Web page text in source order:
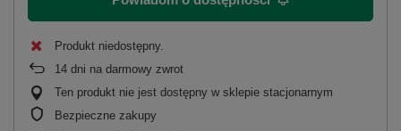
Produkt niedostępny
14 dni na darmowy zwrot
Ten produkt nie jest dostępny w sklepie stacjonarnym
Bezpieczne zakupy